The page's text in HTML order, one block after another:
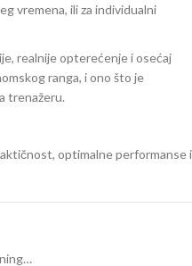
vremena, ili za individualni
realnije opterećenje i osećaj
ranga, i ono što je
trenažeru.
optimalne performanse i